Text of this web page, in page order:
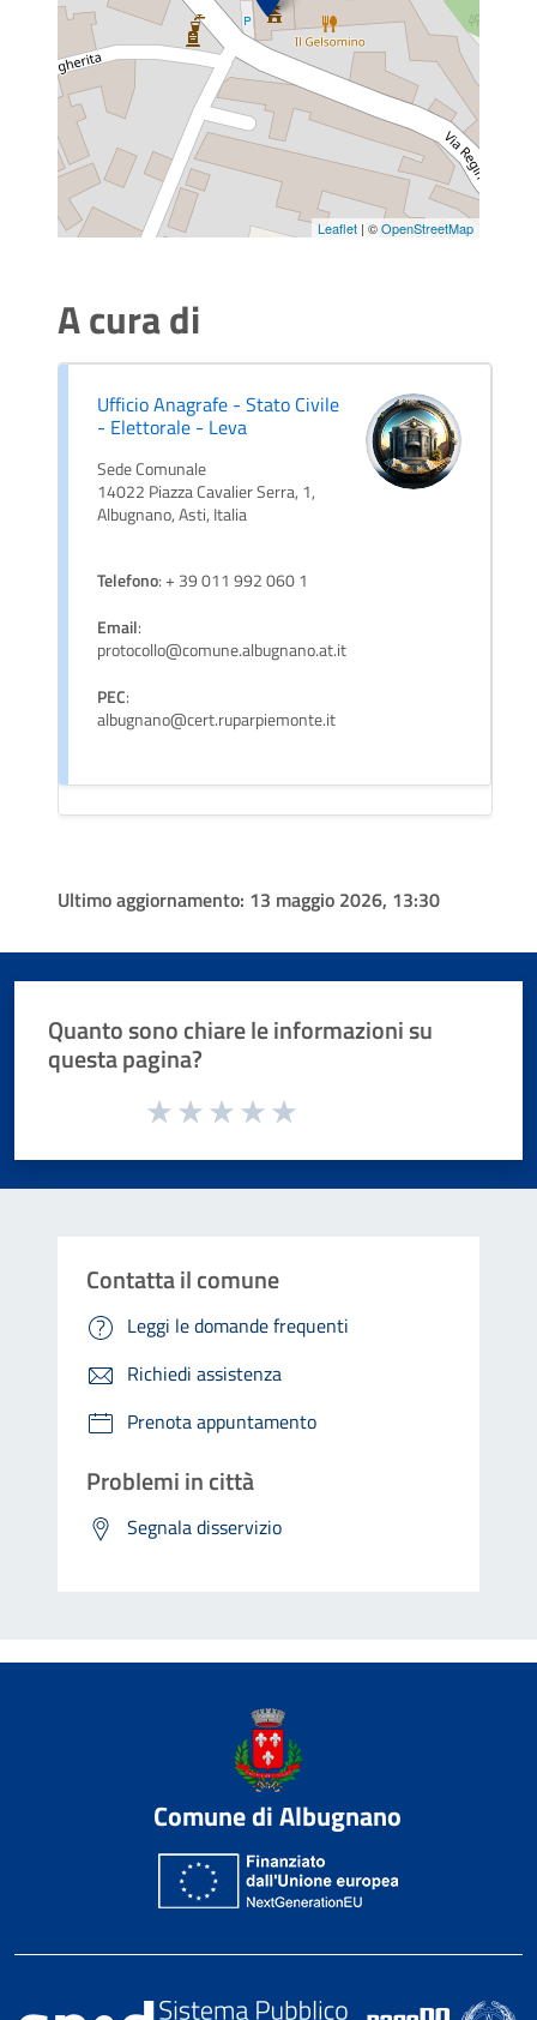
Leaflet | ©OpenStreetMap
A cura di
Ufficio Anagrafe - Stato Civile
- Elettorale - Leva
Sede Comunale
14022 Piazza Cavalier Serra, 1,
Albugnano, Asti, Italia
Telefono: + 39 011 992 060 1
Email:
protocollo@comune.albugnano.at.it
PEC:
albugnano@cert.ruparpiemonte.it
Ultimo aggiornamento: 13 maggio 2026, 13:30
Quanto sono chiare le informazioni su
questa pagina?
Valuta da 1 a 5 stelle la pagina
Contatta il comune
Leggi le domande frequenti
Richiedi assistenza
Prenota appuntamento
Problemi in città
Segnala disservizio
Comune di Albugnano